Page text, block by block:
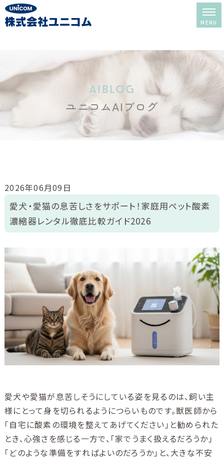
レンタル＆販売
酸素室について
酸素室の選び方
レンタルの流れ
よくある質問
ご利用ガイド
ユニコムについて
会社情報
アクセス
ブログ
酸素について
ユニコムAIブログ
aiblog
2026年06月09日
愛犬・愛猫の息苦しさをサポート！家庭用ペット酸素
濃縮器レンタル徹底比較ガイド2026
愛犬や愛猫が息苦しそうにしている姿を見るのは、飼い主
様にとって身を切られるようにつらいものです。獣医師から
「自宅に酸素の環境を整えてあげてください」と勧められた
とき、心強さを感じる一方で、「家でうまく扱えるだろうか」
「どのような準備をすればよいのだろうか」と、大きな不安